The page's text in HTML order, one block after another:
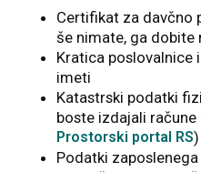
Certifikat za davčno
še nimate, ga dobite
Kratica poslovalnice
imeti
Katastrski podatki
boste izdajali
Prostorski portal RS)
Podatki